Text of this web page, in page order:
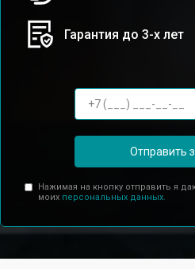
Гарантия до 3-х лет
Отправить
Нажимая на кнопку отправить я
моих персональных данных.